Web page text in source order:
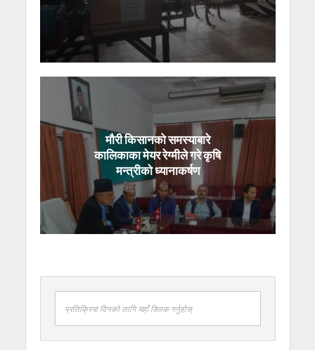
मौरी किसानको समस्याबारे
कालिकाका मेयर रेग्मीले गरे कृषि
मन्त्रीको ध्यानाकर्षण
प्रतिक्रिया दिनको लागि यहाँ क्लिक गर्नुहोस्